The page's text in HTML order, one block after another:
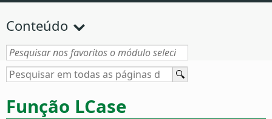
Conteúdo
Função LCase